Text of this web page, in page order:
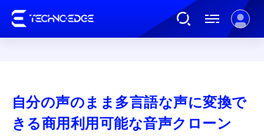
AI
自分の声のまま多言語な声に変換で
きる商用利用可能な音声クローン